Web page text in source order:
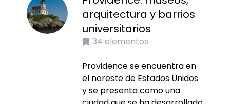
arquitectura y barrios
universitarios
34 elementos
Providence se encuentra en
el noreste de Estados Unidos
y se presenta como una